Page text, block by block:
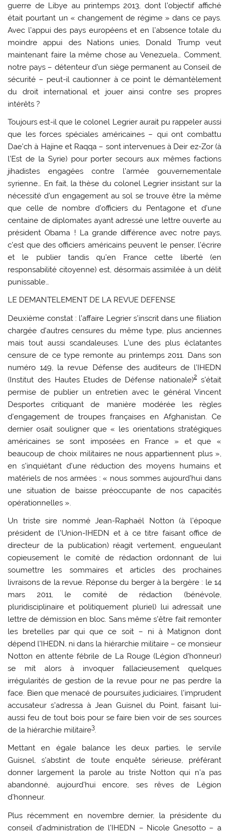
guerre de Libye au printemps 2013, dont l’objectif affiché
était pourtant un « changement de régime » dans ce pays.
Avec l’appui des pays européens et en l’absence totale du
moindre appui des Nations unies, Donald Trump veut
maintenant faire la même chose au Venezuela… Comment,
notre pays – détenteur d’un siège permanent au Conseil de
sécurité – peut-il cautionner à ce point le démantèlement
du droit international et jouer ainsi contre ses propres
intérêts ?
Toujours est-il que le colonel Legrier aurait pu rappeler aussi
que les forces spéciales américaines – qui ont combattu
Dae’ch à Hajine et Raqqa – sont intervenues à Deir ez-Zor (à
l’Est de la Syrie) pour porter secours aux mêmes factions
jihadistes engagées contre l’armée gouvernementale
syrienne… En fait, la thèse du colonel Legrier insistant sur la
nécessité d’un engagement au sol se trouve être la même
que celle de nombre d’officiers du Pentagone et d’une
centaine de diplomates ayant adressé une lettre ouverte au
président Obama ! La grande différence avec notre pays,
c’est que des officiers américains peuvent le penser, l’écrire
et le publier tandis qu’en France cette liberté (en
responsabilité citoyenne) est, désormais assimilée à un délit
punissable…
LE DEMANTELEMENT DE LA REVUE DEFENSE
Deuxième constat : l’affaire Legrier s’inscrit dans une filiation
chargée d’autres censures du même type, plus anciennes
mais tout aussi scandaleuses. L’une des plus éclatantes
censure de ce type remonte au printemps 2011. Dans son
numéro 149, la revue Défense des auditeurs de l’IHEDN
(Institut des Hautes Etudes de Défense nationale)2s’était
permise de publier un entretien avec le général Vincent
Desportes critiquant de manière modérée les règles
d’engagement de troupes françaises en Afghanistan. Ce
dernier osait souligner que « les orientations stratégiques
américaines se sont imposées en France » et que «
beaucoup de choix militaires ne nous appartiennent plus »,
en s’inquiétant d’une réduction des moyens humains et
matériels de nos armées : « nous sommes aujourd’hui dans
une situation de baisse préoccupante de nos capacités
opérationnelles ».
Un triste sire nommé Jean-Raphaël Notton (à l’époque
président de l’Union-IHEDN et à ce titre faisant office de
directeur de la publication) réagit vertement, engueulant
copieusement le comité de rédaction ordonnant de lui
soumettre les sommaires et articles des prochaines
livraisons de la revue. Réponse du berger à la bergère : le 14
mars 2011, le comité de rédaction (bénévole,
pluridisciplinaire et politiquement pluriel) lui adressait une
lettre de démission en bloc. Sans même s’être fait remonter
les bretelles par qui que ce soit – ni à Matignon dont
dépend l’IHEDN, ni dans la hiérarchie militaire – ce monsieur
Notton en attente fébrile de La Rouge (Légion d’honneur)
se mit alors à invoquer fallacieusement quelques
irrégularités de gestion de la revue pour ne pas perdre la
face. Bien que menacé de poursuites judiciaires, l’imprudent
accusateur s’adressa à Jean Guisnel du Point, faisant lui-
aussi feu de tout bois pour se faire bien voir de ses sources
de la hiérarchie militaire3.
Mettant en égale balance les deux parties, le servile
Guisnel, s’abstint de toute enquête sérieuse, préférant
donner largement la parole au triste Notton qui n’a pas
abandonné, aujourd’hui encore, ses rêves de Légion
d’honneur.
Plus récemment en novembre dernier, la présidente du
conseil d’administration de l’IHEDN – Nicole Gnesotto – a